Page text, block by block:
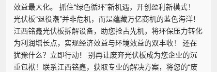
效益最大化。 抓住“绿色循环”新机遇，开创盈利新模式！
光伏板“退役潮”并非危机，而是蕴藏万亿商机的蓝色海洋！
江西铭鑫光伏板拆解设备，助您抢占先机，将环保压力转化
为利润增长点，实现经济效益与环境效益的双丰收！ 还在
犹豫什么？立即行动！ 别再让废弃光伏板成为您企业的沉
重包袱！联系江西铭鑫，获取专业的解决方案，将您的“废